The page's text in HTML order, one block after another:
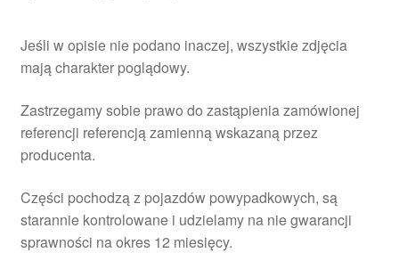
Jeśli w opisie nie podano inaczej, wszystkie zdjęcia
mają charakter poglądowy.
Zastrzegamy sobie prawo do zastąpienia zamówionej
referencji referencją zamienną wskazaną przez
producenta.
Części pochodzą z pojazdów powypadkowych, są
starannie kontrolowane i udzielamy na nie gwarancji
sprawności na okres 12 miesięcy.